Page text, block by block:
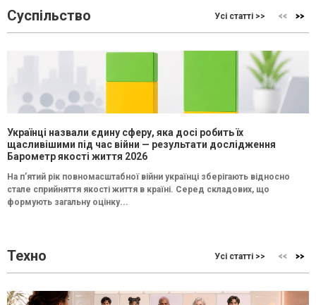
Суспільство Усі статті >>
Українці назвали єдину сферу, яка досі робить їх
щасливішими під час війни — результати дослідження
Барометр якості життя 2026
На п’ятий рік повномасштабної війни українці зберігають відносно
стале сприйняття якості життя в країні. Серед складових, що
формують загальну оцінку...
Техно Усі статті >>